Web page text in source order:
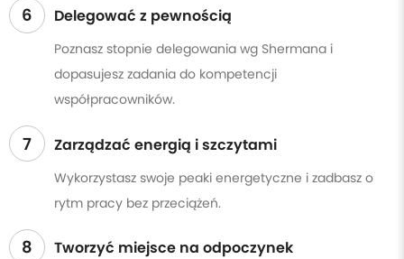
6 Delegować z pewnością
Poznasz stopnie delegowania wg Shermana i
dopasujesz zadania do kompetencji
współpracowników.
7 Zarządzać energią i szczytami
Wykorzystasz swoje peaki energetyczne i zadbasz o
rytm pracy bez przeciążeń.
8 Tworzyć miejsce na odpoczynek